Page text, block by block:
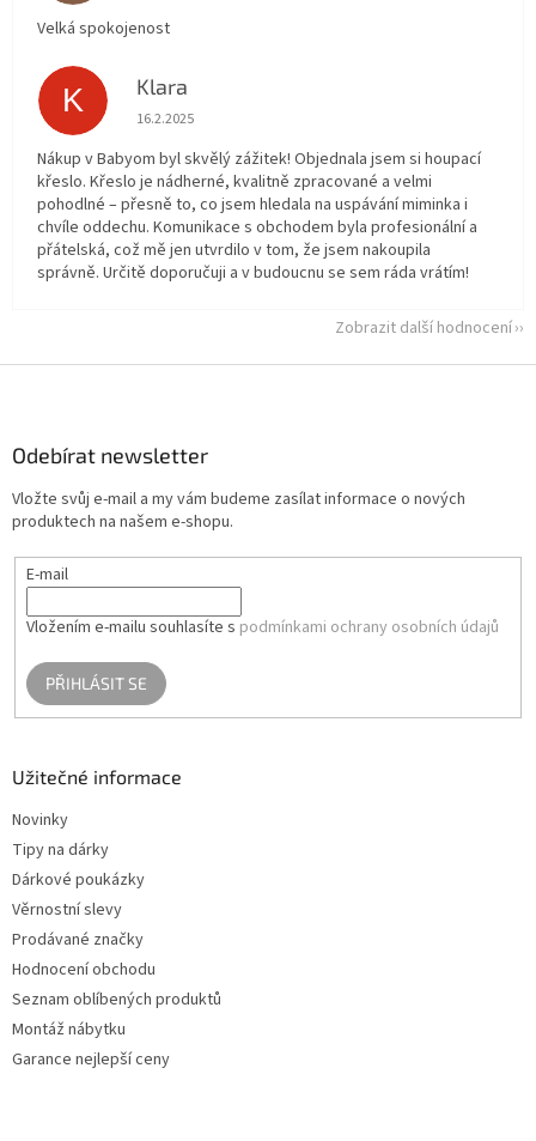
Velká spokojenost
K Klara
Hodnocení obchodu je 5 z 5 hvězdiček.
16.2.2025
Nákup v Babyom byl skvělý zážitek! Objednala jsem si houpací
křeslo. Křeslo je nádherné, kvalitně zpracované a velmi
pohodlné – přesně to, co jsem hledala na uspávání miminka i
chvíle oddechu. Komunikace s obchodem byla profesionální a
přátelská, což mě jen utvrdilo v tom, že jsem nakoupila
správně. Určitě doporučuji a v budoucnu se sem ráda vrátím!
Zobrazit další hodnocení
Odebírat newsletter
Vložte svůj e-mail a my vám budeme zasílat informace o nových
produktech na našem e-shopu.
E-mail
Vložením e-mailu souhlasíte s podmínkami ochrany osobních údajů
PŘIHLÁSIT SE
Užitečné informace
Novinky
Tipy na dárky
Dárkové poukázky
Věrnostní slevy
Prodávané značky
Hodnocení obchodu
Seznam oblíbených produktů
Montáž nábytku
Garance nejlepší ceny